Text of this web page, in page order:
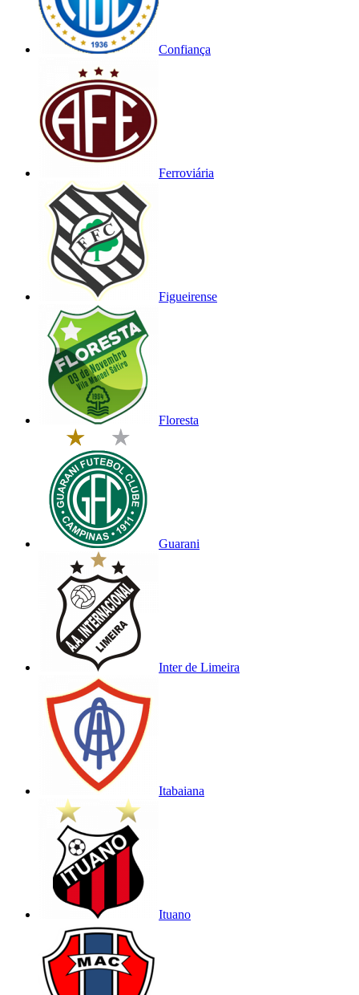
Confiança
Ferroviária
Figueirense
Floresta
Guarani
Inter de Limeira
Itabaiana
Ituano